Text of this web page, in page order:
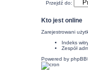
Przejdź do:
Kto jest online
Zarejestrowani
Indeks
Zespół
Powered by phpBB